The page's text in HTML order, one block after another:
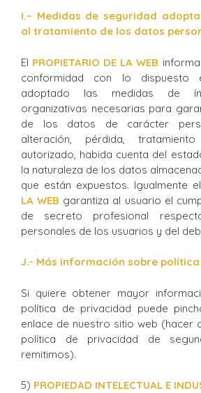
I.– Medidas de seguridad
al tratamiento de los datos
El PROPIETARIO DE LA WEB
conformidad con lo dispuesto
adoptado las medidas de
organizativas necesarias para
de los datos de carácter
alteración, pérdida,
autorizado, habida cuenta del
la naturaleza de los datos
que están expuestos. Igualmente el
LA WEB garantiza al usuario el
de secreto profesional
personales de los usuarios y del
J.- Más información sobre
Si quiere obtener mayor
política de privacidad puede
enlace de nuestro sitio web (hacer
política de privacidad de
remitimos).
5) PROPIEDAD INTELECTUAL E